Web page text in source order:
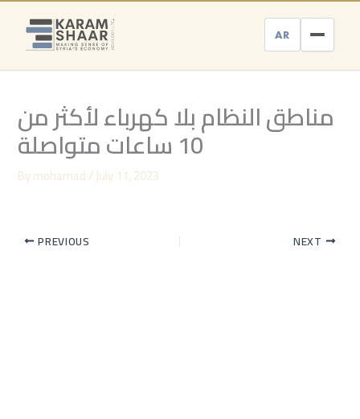
Skip
content
AR
مناطق النظام بلا كهرباء لأكثر من
10 ساعات متواصلة
Bymohamad/July 11, 2023
PREVIOUS NEXT